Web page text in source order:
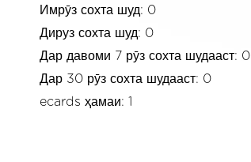
Имрӯз сохта шуд: 0
Дируз сохта шуд: 0
Дар давоми 7 рӯз сохта шудааст: 0
Дар 30 рӯз сохта шудааст: 0
ecards ҳамаи: 1